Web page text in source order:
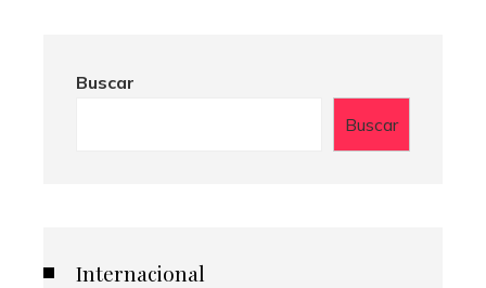
Buscar
Buscar
Internacional